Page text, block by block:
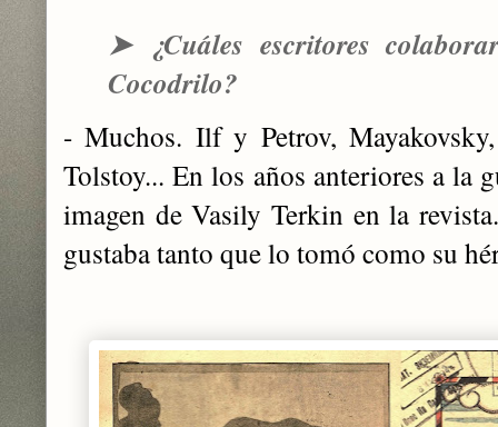
➤ ¿Cuáles escritores
Cocodrilo?
- Muchos. Ilf y Petrov,
Tolstoy... En los años anteriores a la
imagen de Vasily Terkin en la
gustaba tanto que lo tomó como su